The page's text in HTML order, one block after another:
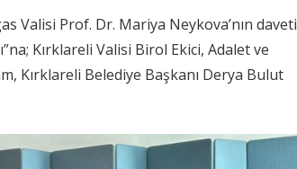
Valisi Prof. Dr. Mariya Neykova’nın daveti
Kırklareli Valisi Birol Ekici, Adalet ve
Kırklareli Belediye Başkanı Derya Bulut